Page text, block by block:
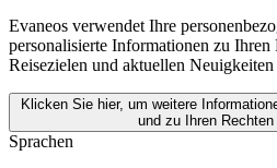
Evaneos verwendet Ihre
personalisierte Informationen zu Ihren
Reisezielen und aktuellen
Klicken Sie hier, um weitere
und zu Ihren
Sprachen